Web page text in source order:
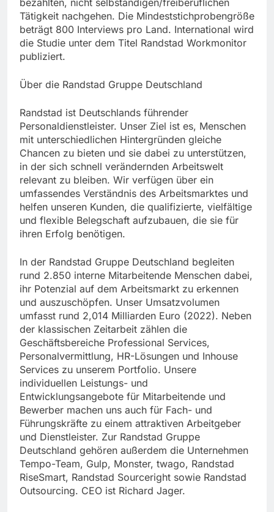
bezahlten, nicht selbständigen/freiberuflichen
Tätigkeit nachgehen. Die Mindeststichprobengröße
beträgt 800 Interviews pro Land. International wird
die Studie unter dem Titel Randstad Workmonitor
publiziert.
Über die Randstad Gruppe Deutschland
Randstad ist Deutschlands führender
Personaldienstleister. Unser Ziel ist es, Menschen
mit unterschiedlichen Hintergründen gleiche
Chancen zu bieten und sie dabei zu unterstützen,
in der sich schnell verändernden Arbeitswelt
relevant zu bleiben. Wir verfügen über ein
umfassendes Verständnis des Arbeitsmarktes und
helfen unseren Kunden, die qualifizierte, vielfältige
und flexible Belegschaft aufzubauen, die sie für
ihren Erfolg benötigen.
In der Randstad Gruppe Deutschland begleiten
rund 2.850 interne Mitarbeitende Menschen dabei,
ihr Potenzial auf dem Arbeitsmarkt zu erkennen
und auszuschöpfen. Unser Umsatzvolumen
umfasst rund 2,014 Milliarden Euro (2022). Neben
der klassischen Zeitarbeit zählen die
Geschäftsbereiche Professional Services,
Personalvermittlung, HR-Lösungen und Inhouse
Services zu unserem Portfolio. Unsere
individuellen Leistungs- und
Entwicklungsangebote für Mitarbeitende und
Bewerber machen uns auch für Fach- und
Führungskräfte zu einem attraktiven Arbeitgeber
und Dienstleister. Zur Randstad Gruppe
Deutschland gehören außerdem die Unternehmen
Tempo-Team, Gulp, Monster, twago, Randstad
RiseSmart, Randstad Sourceright sowie Randstad
Outsourcing. CEO ist Richard Jager.